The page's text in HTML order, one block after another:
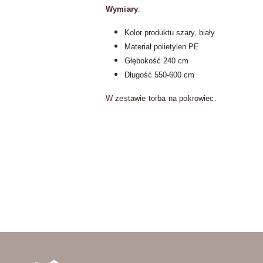
Wymiary:
Kolor produktu szary, biały
Materiał polietylen PE
Głębokość 240 cm
Długość 550-600 cm
W zestawie torba na pokrowiec.